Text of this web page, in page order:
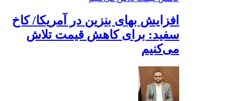
افزایش بهای بنزین در آمریکا/ کاخ
سفید: برای کاهش قیمت تلاش
می‌کنیم